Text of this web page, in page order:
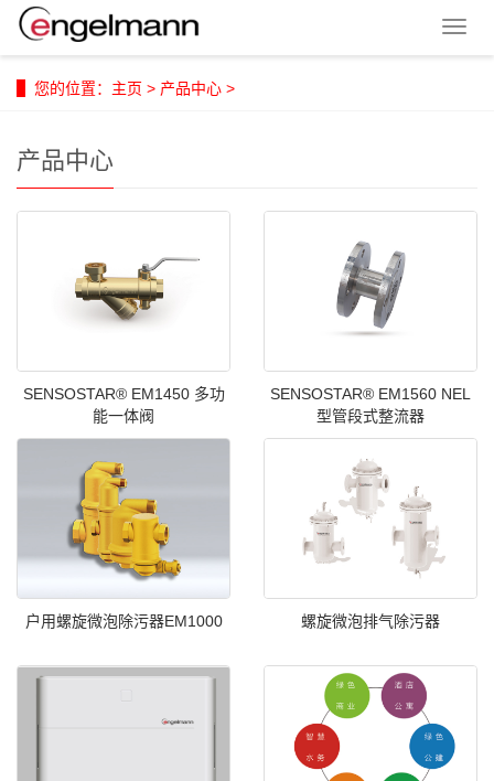
导
您的位置： 主页 > 产品中心 >
产品中心
SENSOSTAR® EM1450 多功
能一体阀
SENSOSTAR® EM1560 NEL
型管段式整流器
户用螺旋微泡除污器EM1000 螺旋微泡排气除污器